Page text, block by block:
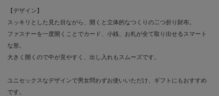
【デザイン】
スッキリとした見た目ながら、開くと立体的なつくりの二つ折り財布。
ファスナーを一度開くことでカード、小銭、お札が全て取り出せるスマート
な形。
大きく開くので中が見やすく、出し入れもスムーズです。
ユニセックスなデザインで男女問わずお使いいただけ、ギフトにもおすすめ
です。